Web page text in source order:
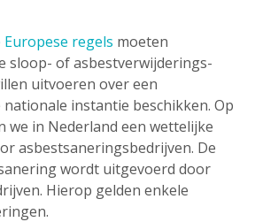
Europese regels moeten
sloop- of asbest­verwijderings­
uitvoeren over een
instantie beschikken. Op
we in Nederland een wettelijke
asbestsaneringsbedrijven. De
wordt uitgevoerd door
Hierop gelden enkele